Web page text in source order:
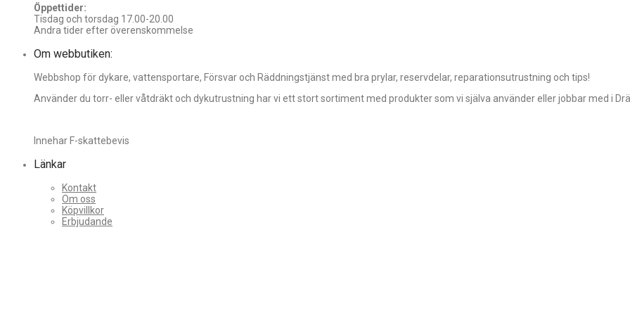
Öppettider:
Tisdag och torsdag 17.00-20.00
Andra tider efter överenskommelse
Om webbutiken:
Webbshop för dykare, vattensportare, Försvar och Räddningstjänst med bra prylar, reservdelar, reparationsutrustning och tips!
Använder du torr- eller våtdräkt och dykutrustning har vi ett stort sortiment med produkter som vi själva använder eller jobbar med i
Innehar F-skattebevis
Länkar
Kontakt
Om oss
Köpvillkor
Erbjudande